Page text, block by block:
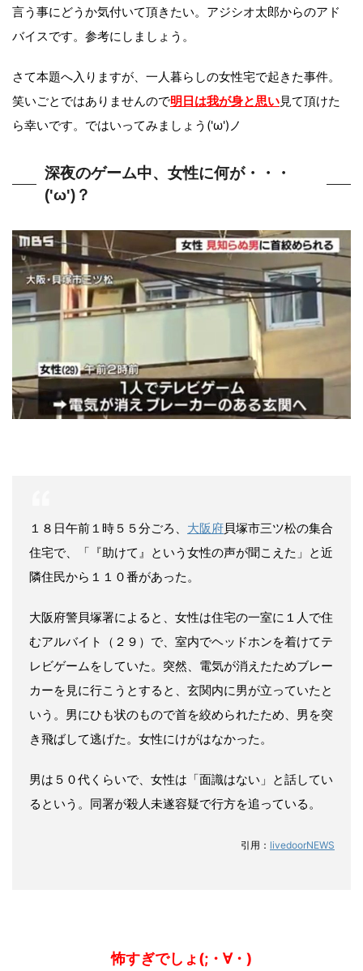
言う事にどうか気付いて頂きたい。アジシオ太郎からのアド
バイスです。参考にしましょう。
さて本題へ入りますが、一人暮らしの女性宅で起きた事件。
笑いごとではありませんので明日は我が身と思い見て頂けた
ら幸いです。ではいってみましょう('ω')ノ
深夜のゲーム中、女性に何が・・・
('ω')？
１８日午前１時５５分ごろ、 大阪府貝塚市三ツ松の集合
住宅で、「『助けて』という女性の声が聞こえた」と近
隣住民から１１０番があった。
大阪府警貝塚署によると、女性は住宅の一室に１人で住
むアルバイト（２９）で、室内でヘッドホンを着けてテ
レビゲームをしていた。突然、電気が消えたためブレー
カーを見に行こうとすると、玄関内に男が立っていたと
いう。男にひも状のもので首を絞められたため、男を突
き飛ばして逃げた。女性にけがはなかった。
男は５０代くらいで、女性は「面識はない」と話してい
るという。同署が殺人未遂容疑で行方を追っている。
引用： livedoorNEWS
怖すぎでしょ(;・∀・)